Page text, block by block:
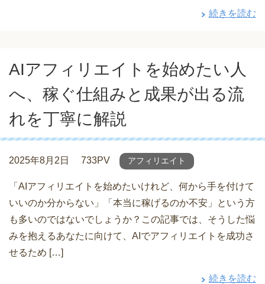
続きを読む
AIアフィリエイトを始めたい人
へ、稼ぐ仕組みと成果が出る流
れを丁寧に解説
2025年8月2日 733PV アフィリエイト
「AIアフィリエイトを始めたいけれど、何から手を付けて
いいのか分からない」「本当に稼げるのか不安」という方
も多いのではないでしょうか？この記事では、そうした悩
みを抱えるあなたに向けて、AIでアフィリエイトを成功さ
せるため […]
続きを読む